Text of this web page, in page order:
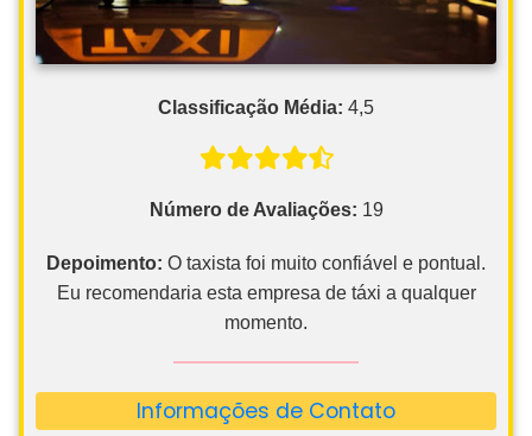
Classificação Média: 4,5
Número de Avaliações: 19
Depoimento: O taxista foi muito confiável e pontual.
Eu recomendaria esta empresa de táxi a qualquer
momento.
Informações de Contato